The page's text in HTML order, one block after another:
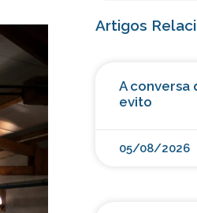
Artigos
A conversa
evito
05/08/2026